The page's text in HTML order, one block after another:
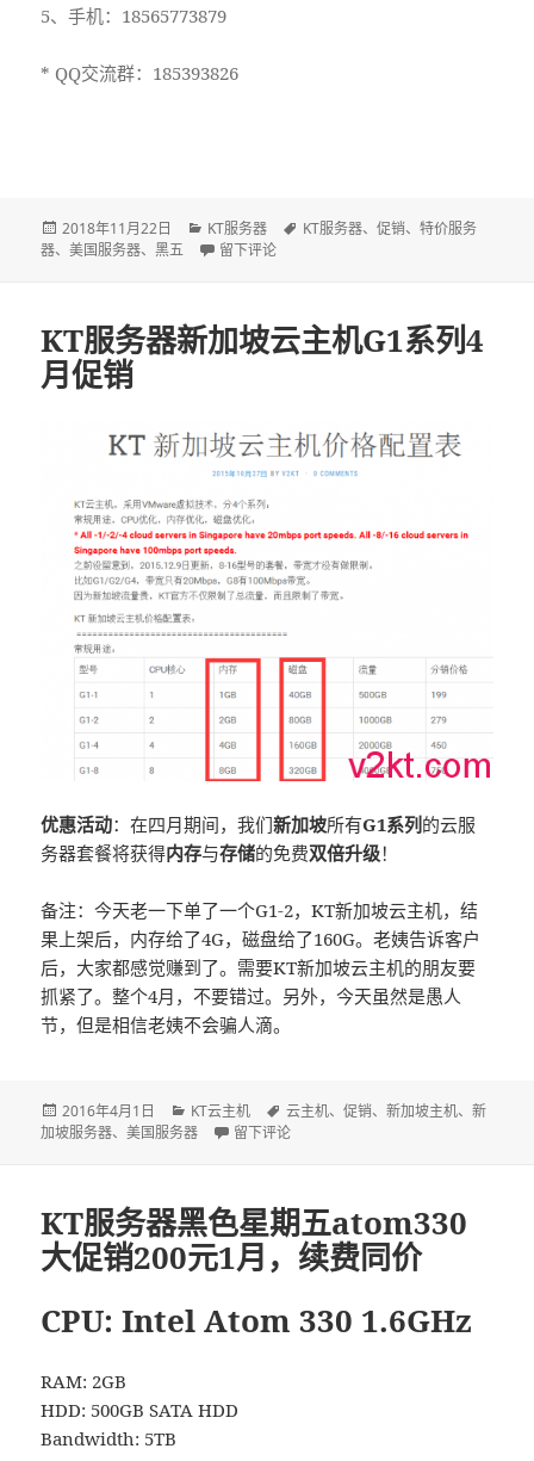
5、手机：18565773879
* QQ交流群：185393826
发
布
2018年11月22日
分
类
KT服务器
标
KT服务器、促销、特价服务
器、美国服务器、黑五 于美国KT黑五特价促销
留下评论
KT服务器新加坡云主机G1系列4
月促销
优惠活动：在四月期间，我们新加坡所有G1系列 的云服
务器套餐将获得内存与存储的免费双倍升级！
备注：今天老一下单了一个G1-2，KT新加坡云主机，结
果上架后，内存给了4G，磁盘给了160G。老姨告诉客户
后，大家都感觉赚到了。需要KT新加坡云主机的朋友要
抓紧了。整个4月，不要错过。另外，今天虽然是愚人
节，但是相信老姨不会骗人滴。
发
布
2016年4月1日
分
类
KT云主机
标
签
云主机、促销、新加坡主机、新
加坡服务器、美国服务器 于KT服务器新加坡云主机G1系列4月促销
留下评论
KT服务器黑色星期五atom330
大促销200元1月，续费同价
CPU: Intel Atom 330 1.6GHz
RAM: 2GB
HDD: 500GB SATA HDD
Bandwidth: 5TB